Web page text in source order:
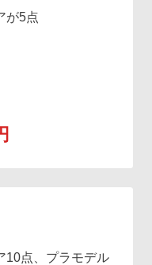
が5点
10点、プラモデル